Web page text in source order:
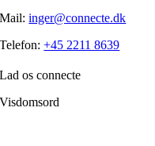
Mail:inger@connecte.dk
Telefon:+45 2211 8639
Lad os connecte
Visdomsord